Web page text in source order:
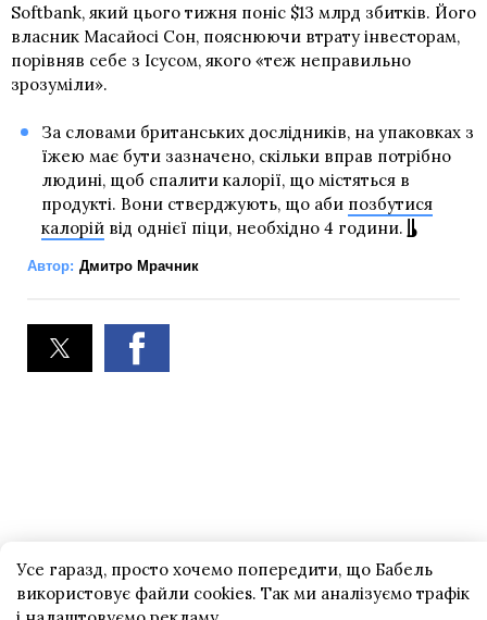
Softbank, який цього тижня поніс $13 млрд збитків. Його
власник Масайосі Сон, пояснюючи втрату інвесторам,
порівняв себе з Ісусом, якого «теж неправильно
зрозуміли».
За словами британських дослідників, на упаковках з
їжею має бути зазначено, скільки вправ потрібно
людині, щоб спалити калорії, що містяться в
продукті. Вони стверджують, що аби позбутися
калорійвід однієї піци, необхідно 4 години.
Автор: Дмитро Мрачник
Усе гаразд, просто хочемо попередити, що Бабель
використовує файли cookies. Так ми аналізуємо трафік